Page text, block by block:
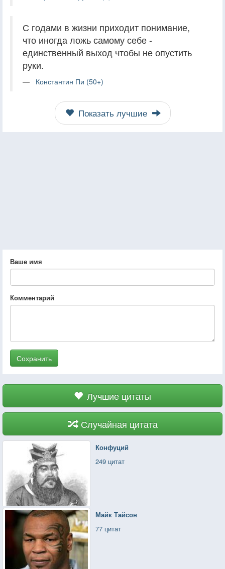
С годами в жизни приходит понимание,
что иногда ложь самому себе -
единственный выход чтобы не опустить
руки.
Константин Пи (50+)
Показать лучшие
Ваше имя
Комментарий
Сохранить
Лучшие цитаты
Случайная цитата
Конфуций
249 цитат
Майк Тайсон
77 цитат